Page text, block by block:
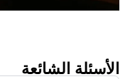
الأسئلة الشائعة